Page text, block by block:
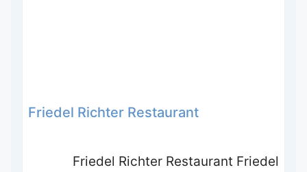
Friedel Richter Restaurant
Friedel Richter Restaurant Friedel